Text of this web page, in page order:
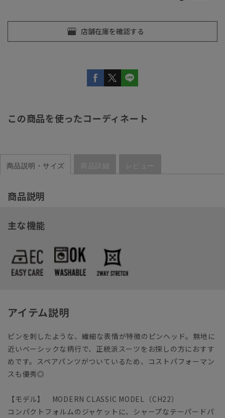
この商品を使ったコーディネート
商品説明・サイズ 商品詳細 レビュー
商品説明
主な機能
アイテム説明
ピンを刺したような、繊細な表情が特徴のピンヘッド。無地に
近いベーシックな柄行で、正統派スーツをお探しの方におすす
めです。スペアパンツがついているため、コストパフォーマン
スも優秀◎
【モデル】 MODERN CLASSIC MODEL（CH22）
コンパクトフォルムのジャケットに、シャープなテーパードパ